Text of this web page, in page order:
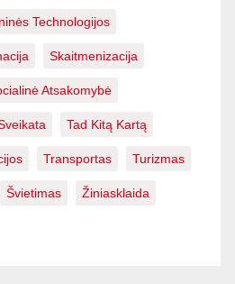
Technologijos
Skaitmenizacija
Atsakomybė
Tad Kitą Kartą
Transportas Turizmas
Švietimas Žiniasklaida